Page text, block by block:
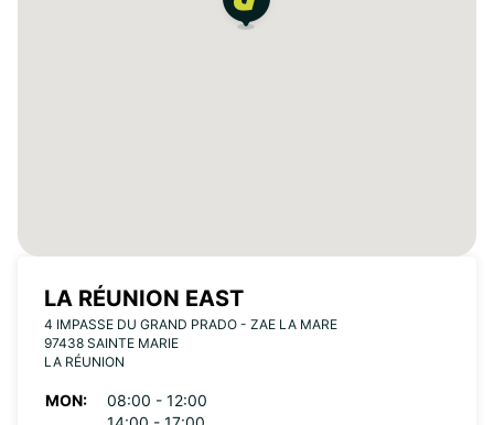
LA RÉUNION EAST
4 IMPASSE DU GRAND PRADO - ZAE LA MARE
97438 SAINTE MARIE
LA RÉUNION
MON:
08:00 - 12:00